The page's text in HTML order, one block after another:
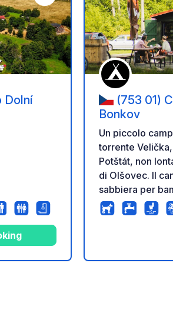
Aggiungi ai tuoi preferiti
Dolní
(753 01)
Bonkov
Un piccolo
torrente
Potštát, non
di Olšovec. Il
sabbiera per
braciere, un
cucina
chiosco per
snack.